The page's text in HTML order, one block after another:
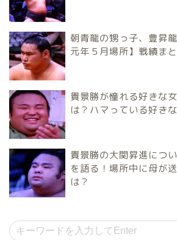
朝青龍の甥っ子、豊昇
元年５月場所】戦績まと
貴景勝が憧れる好きな
は？ハマっている好き
貴景勝の大関昇進につ
を語る！場所中に母が
は？